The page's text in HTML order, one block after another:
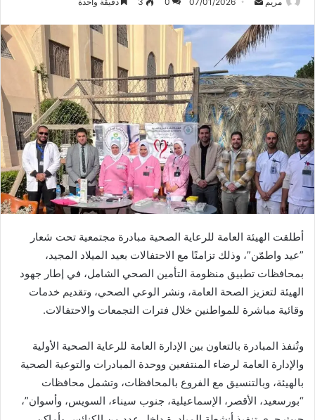
إلكترونيا
أطلقت الهيئة العامة للرعاية الصحية مبادرة مجتمعية تحت شعار
”عيد واطمّن”، وذلك تزامنًا مع الاحتفالات بعيد الميلاد المجيد،
بمحافظات تطبيق منظومة التأمين الصحي الشامل، في إطار جهود
الهيئة لتعزيز الصحة العامة، ونشر الوعي الصحي، وتقديم خدمات
وقائية مباشرة للمواطنين خلال فترات التجمعات والاحتفالات.
وتُنفذ المبادرة بالتعاون بين الإدارة العامة للرعاية الصحية الأولية
والإدارة العامة لرضاء المنتفعين ووحدة المبادرات والتوعية الصحية
بالهيئة، وبالتنسيق مع الفروع بالمحافظات، وتشمل محافظات
“بورسعيد، الأقصر، الإسماعيلية، جنوب سيناء، السويس، وأسوان”،